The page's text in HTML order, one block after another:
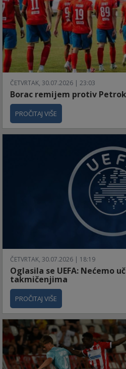
ČETVRTAK, 30.07.2026 | 23:03
Borac remijem protiv
PROČITAJ VIŠE
ČETVRTAK, 30.07.2026 | 18:19
Oglasila se UEFA: Nećemo
takmičenjima
PROČITAJ VIŠE